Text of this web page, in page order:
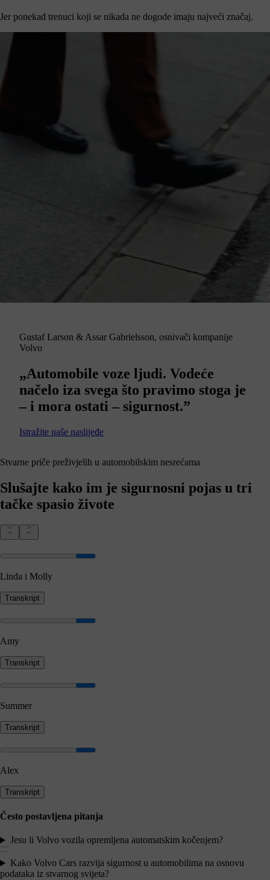
Jer ponekad trenuci koji se nikada ne dogode imaju najveći značaj.
Gustaf Larson & Assar Gabrielsson, osnivači kompanije
Volvo
„Automobile voze ljudi. Vodeće
načelo iza svega što pravimo stoga je
– i mora ostati – sigurnost.”
Istražite naše naslijeđe
Stvarne priče preživjelih u automobilskim nesrećama
Slušajte kako im je sigurnosni pojas u tri
tačke spasio živote
Linda i Molly
Transkript
Amy
Transkript
Summer
Transkript
Alex
Transkript
Često postavljena pitanja
Jesu li Volvo vozila opremljena automatskim kočenjem?
Kako Volvo Cars razvija sigurnost u automobilima na osnovu
podataka iz stvarnog svijeta?